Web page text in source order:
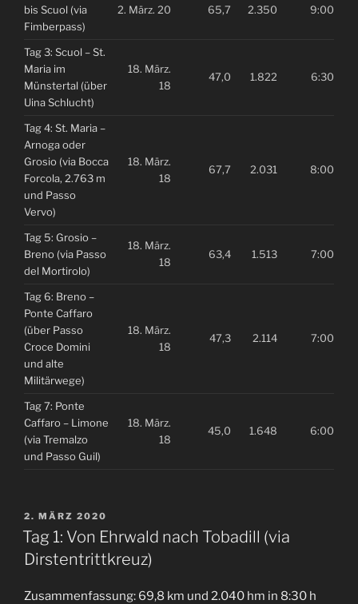
bis Scuol (via
Fimberpass)
2. März. 20 65,7 2.350 9:00
Tag 3: Scuol – St.
Maria im
Münstertal (über
Uina Schlucht)
18. März.
18
47,0 1.822 6:30
Tag 4: St. Maria –
Arnoga oder
Grosio (via Bocca
Forcola, 2.763 m
und Passo
Vervo)
18. März.
18
67,7 2.031 8:00
Tag 5: Grosio –
Breno (via Passo
del Mortirolo)
18. März.
18
63,4 1.513 7:00
Tag 6: Breno –
Ponte Caffaro
(über Passo
Croce Domini
und alte
Militärwege)
18. März.
18
47,3 2.114 7:00
Tag 7: Ponte
Caffaro – Limone
(via Tremalzo
und Passo Guil)
18. März.
18
45,0 1.648 6:00
VERÖFFENTLICHT
AM
2. MÄRZ 2020
Tag 1: Von Ehrwald nach Tobadill (via
Dirstentrittkreuz)
Zusammenfassung: 69,8 km und 2.040 hm in 8:30 h